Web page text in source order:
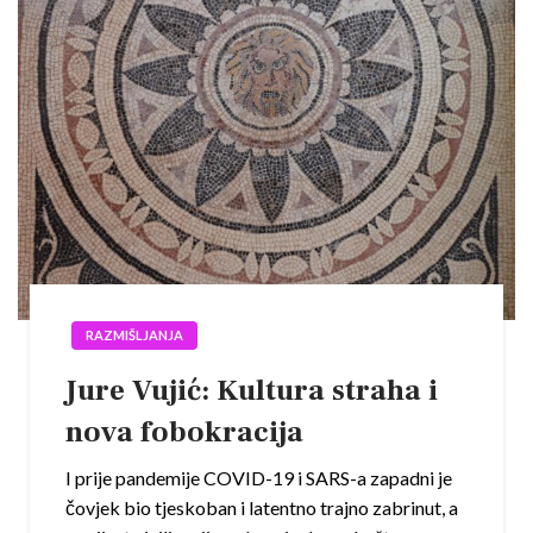
RAZMIŠLJANJA
Jure Vujić: Kultura straha i
nova fobokracija
I prije pandemije COVID-19 i SARS-a zapadni je
čovjek bio tjeskoban i latentno trajno zabrinut, a